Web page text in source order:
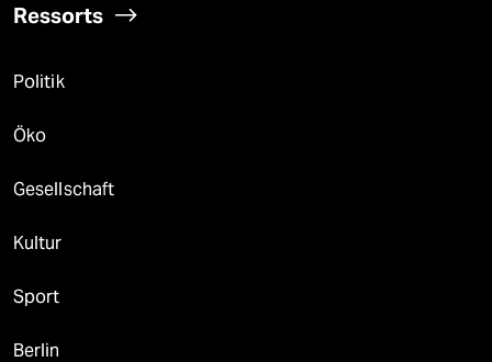
Ressorts
Politik
Öko
Gesellschaft
Kultur
Sport
Berlin